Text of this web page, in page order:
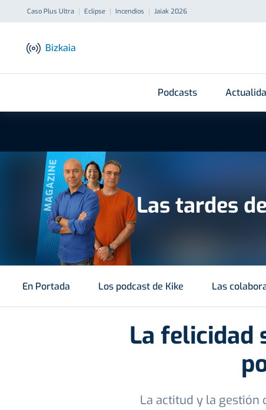
Caso Plus Ultra Eclipse Incendios Jaiak 2026
Bizkaia
Podcasts
MAGAZINE Las tardes
En Portada Los podcast de Kike Las
La felicidad
La actitud y la gestión